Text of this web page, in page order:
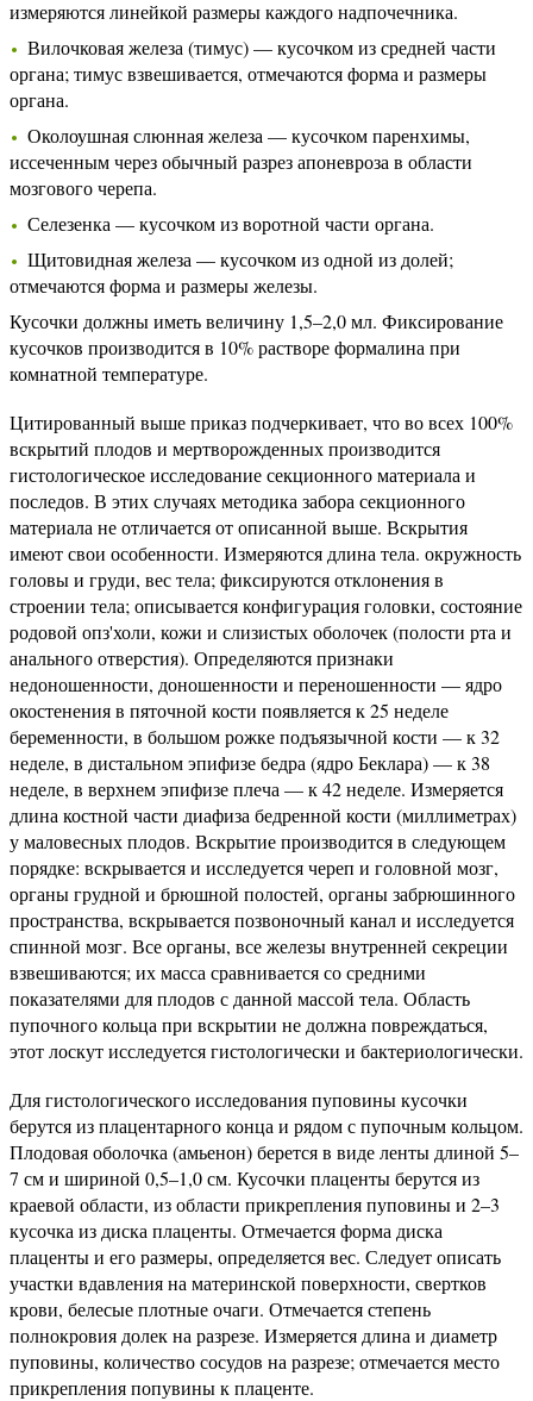
измеряются линейкой размеры каждого надпочечника.
Вилочковая железа (тимус) — кусочком из средней части
органа; тимус взвешивается, отмечаются форма и размеры
органа.
Околоушная слюнная железа — кусочком паренхимы,
иссеченным через обычный разрез апоневроза в области
мозгового черепа.
Селезенка — кусочком из воротной части органа.
Щитовидная железа — кусочком из одной из долей;
отмечаются форма и размеры железы.
Кусочки должны иметь величину 1,5–2,0 мл. Фиксирование
кусочков производится в 10% растворе формалина при
комнатной температуре.
Цитированный выше приказ подчеркивает, что во всех 100%
вскрытий плодов и мертворожденных производится
гистологическое исследование секционного материала и
последов. В этих случаях методика забора секционного
материала не отличается от описанной выше. Вскрытия
имеют свои особенности. Измеряются длина тела. окружность
головы и груди, вес тела; фиксируются отклонения в
строении тела; описывается конфигурация головки, состояние
родовой опз'холи, кожи и слизистых оболочек (полости рта и
анального отверстия). Определяются признаки
недоношенности, доношенности и переношенности — ядро
окостенения в пяточной кости появляется к 25 неделе
беременности, в большом рожке подъязычной кости — к 32
неделе, в дистальном эпифизе бедра (ядро Беклара) — к 38
неделе, в верхнем эпифизе плеча — к 42 неделе. Измеряется
длина костной части диафиза бедренной кости (миллиметрах)
у маловесных плодов. Вскрытие производится в следующем
порядке: вскрывается и исследуется череп и головной мозг,
органы грудной и брюшной полостей, органы забрюшинного
пространства, вскрывается позвоночный канал и исследуется
спинной мозг. Все органы, все железы внутренней секреции
взвешиваются; их масса сравнивается со средними
показателями для плодов с данной массой тела. Область
пупочного кольца при вскрытии не должна повреждаться,
этот лоскут исследуется гистологически и бактериологически.
Для гистологического исследования пуповины кусочки
берутся из плацентарного конца и рядом с пупочным кольцом.
Плодовая оболочка (амьенон) берется в виде ленты длиной 5–
7 см и шириной 0,5–1,0 см. Кусочки плаценты берутся из
краевой области, из области прикрепления пуповины и 2–3
кусочка из диска плаценты. Отмечается форма диска
плаценты и его размеры, определяется вес. Следует описать
участки вдавления на материнской поверхности, свертков
крови, белесые плотные очаги. Отмечается степень
полнокровия долек на разрезе. Измеряется длина и диаметр
пуповины, количество сосудов на разрезе; отмечается место
прикрепления попувины к плаценте.